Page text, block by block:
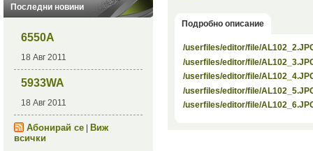
Последни новини
6550A
18 Авг 2011
5933WA
18 Авг 2011
Абонирай се|
Виж
всички
Подробно описание
/userfiles/editor/file/
/userfiles/editor/file/
/userfiles/editor/file/
/userfiles/editor/file/
/userfiles/editor/file/